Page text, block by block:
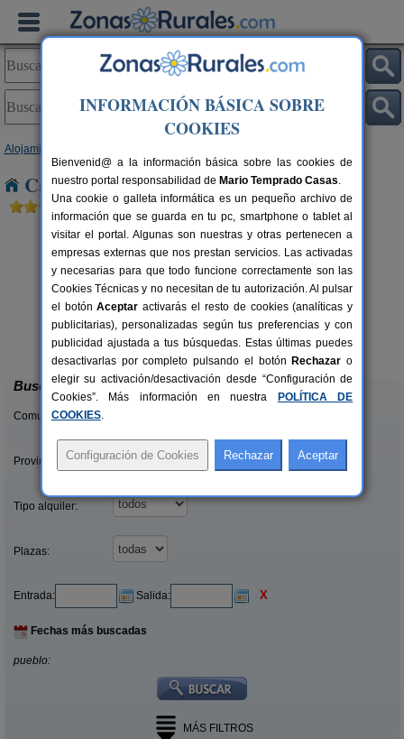
Alojamientos
Casas Rurales cerca de El Higueral
4 pers.
desde30 €
Casa El Viso
Rute (Córdoba)
Buscar
Comunidades:
Provincias/Islas:
Tipo alquiler:
Plazas:
Entrada: Salida: X
Fechas más buscadas
pueblo:
MÁS FILTROS
INFORMACIÓN BÁSICA SOBRE
COOKIES
Bienvenid@ a la información básica sobre las cookies de
nuestro portal responsabilidad de Mario Temprado Casas.
Una cookie o galleta informática es un pequeño archivo de
información que se guarda en tu pc, smartphone o tablet al
visitar el portal. Algunas son nuestras y otras pertenecen a
empresas externas que nos prestan servicios. Las activadas
y necesarias para que todo funcione correctamente son las
Cookies Técnicas y no necesitan de tu autorización. Al pulsar
el botónAceptar activarás el resto de cookies (analíticas y
publicitarias), personalizadas según tus preferencias y con
publicidad ajustada a tus búsquedas. Estas últimas puedes
desactivarlas por completo pulsando el botón Rechazar o
elegir su activación/desactivación desde “Configuración de
Cookies”. Más información en nuestra
POLÍTICA DE
COOKIES.